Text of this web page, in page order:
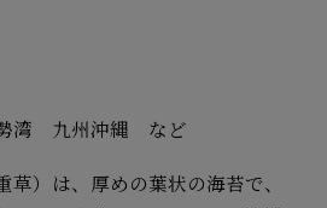
湾 九州沖縄 など
草）は、厚めの葉状の海苔で、